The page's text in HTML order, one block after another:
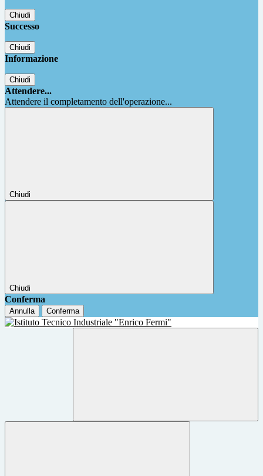
Chiudi
Successo
Chiudi
Informazione
Chiudi
Attendere...
Attendere il completamento dell'operazione...
Chiudi
Chiudi
Conferma
Annulla Conferma